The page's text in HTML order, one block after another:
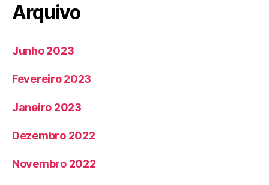
Arquivo
Junho 2023
Fevereiro 2023
Janeiro 2023
Dezembro 2022
Novembro 2022